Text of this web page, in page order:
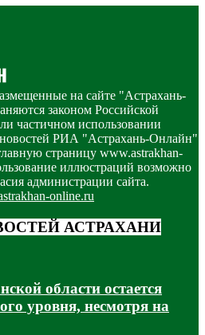
на сайте "Астрахань-
законом Российской
частичном использовании
РИА "Астрахань-Онлайн"
страницу www.astrakhan-
иллюстраций возможно
администрации сайта.
online.ru
АСТРАХАНИ
области остается
уровня, несмотря на